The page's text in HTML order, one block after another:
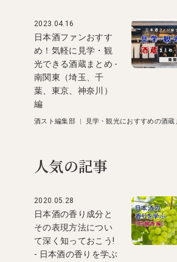
2023.04.16
日本酒ファンおすす
め！気軽に見学・観
光できる酒蔵まとめ -
南関東（埼玉、千
葉、東京、神奈川）
編
酒スト編集部| 見学・観光におすすめの酒蔵
人気の記事
2020.05.28
日本酒の香り成分と
その表現方法につい
て深く知っておこう!
- 日本酒の香りを学ぶ